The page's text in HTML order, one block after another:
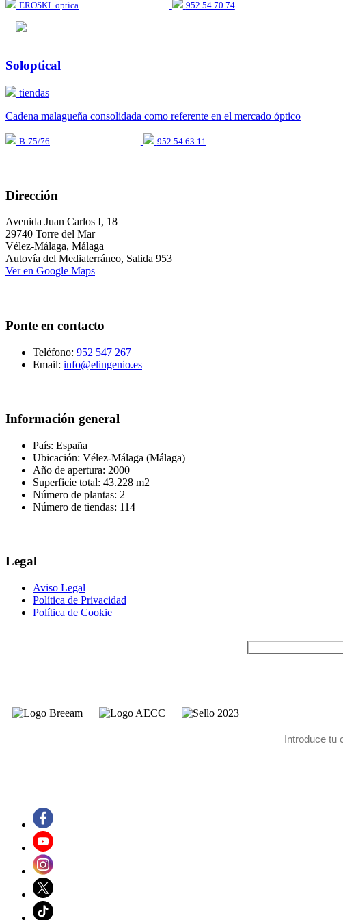
EROSKI_optica 952 54 70 74
Soloptical
tiendas
Cadena malagueña consolidada como referente en el mercado óptico
B-75/76 952 54 63 11
Dirección
Avenida Juan Carlos I, 18
29740 Torre del Mar
Vélez-Málaga, Málaga
Autovía del Mediaterráneo, Salida 953
Ver en Google Maps
Ponte en contacto
Teléfono: 952 547 267
Email: info@elingenio.es
Información general
País: España
Ubicación: Vélez-Málaga (Málaga)
Año de apertura: 2000
Superficie total: 43.228 m2
Número de plantas: 2
Número de tiendas: 114
Legal
Aviso Legal
Política de Privacidad
Política de Cookie